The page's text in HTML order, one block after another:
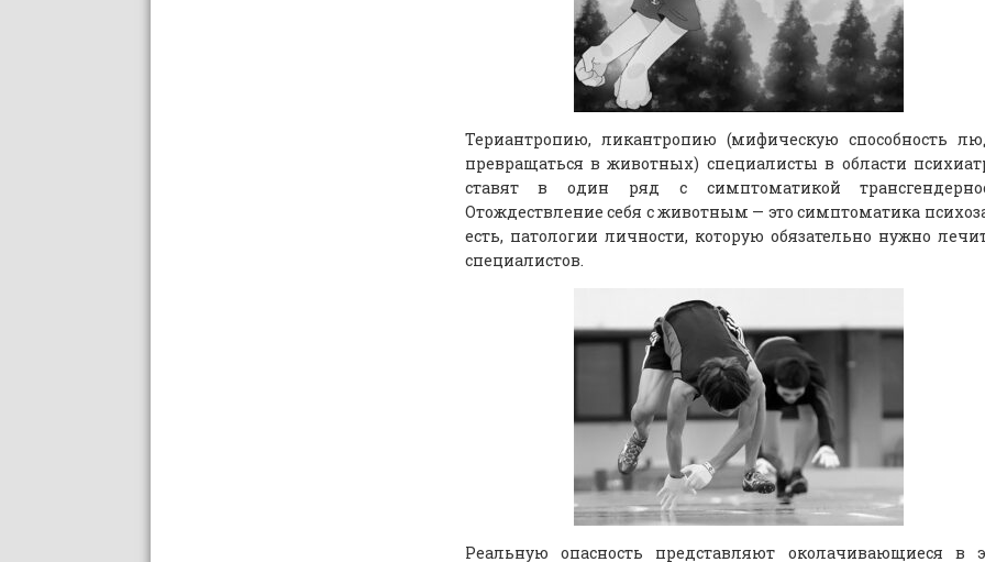
Териантропию, ликантропию (мифическую способность
превращаться в животных) специалисты в области
ставят в один ряд с симптоматикой
Отождествление себя с животным — это симптоматика
есть, патологии личности, которую обязательно нужно
специалистов.
Реальную опасность представляют околачивающиеся в